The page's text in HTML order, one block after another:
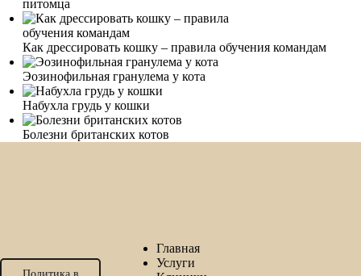
питомца
Как дрессировать кошку – правила обучения командам
Эозинофильная гранулема у кота
Набухла грудь у кошки
Болезни британских котов
Главная
Услуги